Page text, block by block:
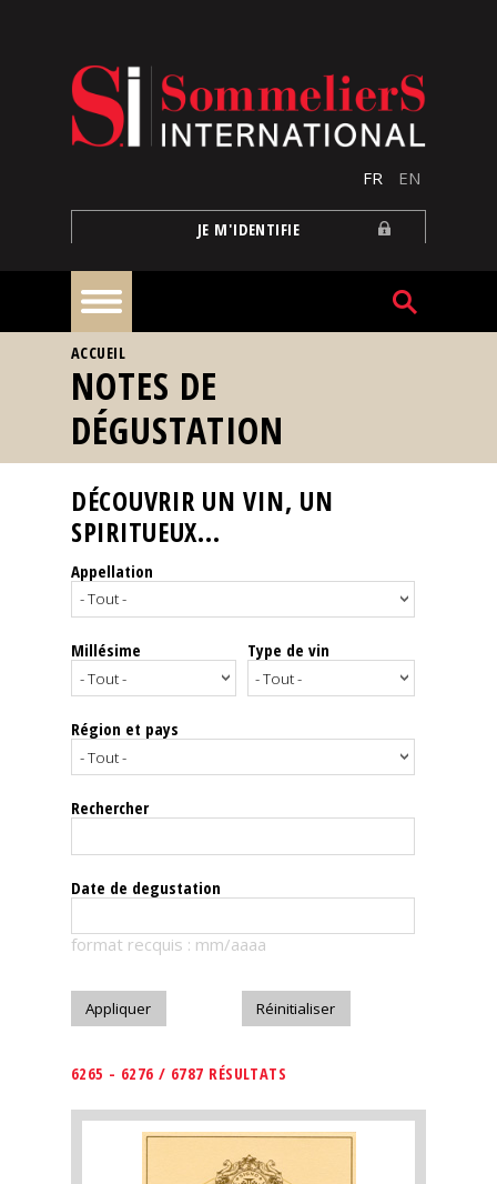
FR EN
JE M'IDENTIFIE
À
la
une
Reportages
Nos
Spiritueux
Notes
dégustation
Le
magazine
Télécharger
VOUS ÊTES ICI
ACCUEIL
NOTES DE
DÉGUSTATION
DÉCOUVRIR UN VIN, UN
SPIRITUEUX...
Appellation
Millésime Type de vin
Région et pays
Rechercher
Date de degustation
format recquis : mm/aaaa
6265 - 6276 / 6787 RÉSULTATS